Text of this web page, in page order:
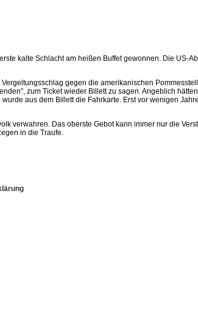
kalte Schlacht am heißen Buffet gewonnen. Die
gegen die amerikanischen
zum Ticket wieder Billett zu sagen. Angeblich
aus dem Billett die Fahrkarte. Erst vor wenigen
verwahren. Das oberste Gebot kann immer nur die
in die Traufe.